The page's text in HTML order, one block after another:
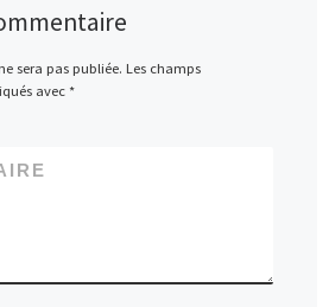
sera pas publiée. Les champs
avec *